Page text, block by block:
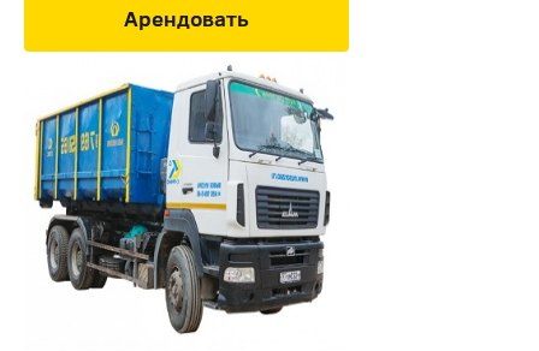
Арендовать